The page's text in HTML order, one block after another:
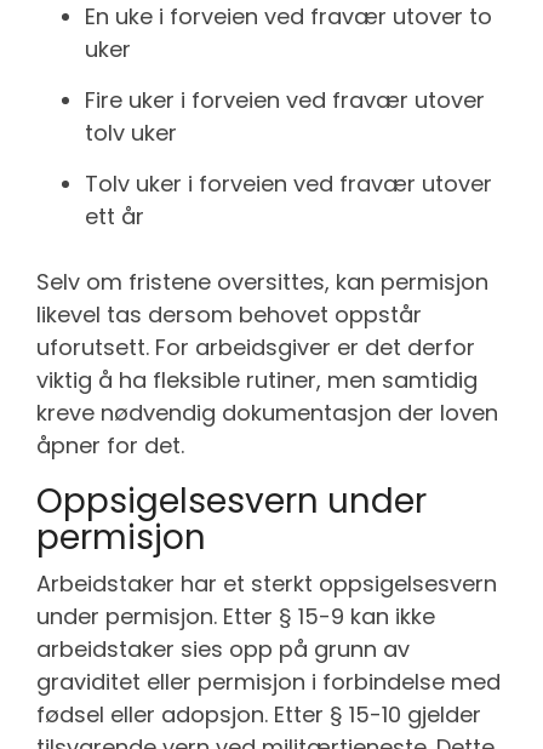
En uke i forveien ved fravær utover to
uker
Fire uker i forveien ved fravær utover
tolv uker
Tolv uker i forveien ved fravær utover
ett år
Selv om fristene oversittes, kan permisjon
likevel tas dersom behovet oppstår
uforutsett. For arbeidsgiver er det derfor
viktig å ha fleksible rutiner, men samtidig
kreve nødvendig dokumentasjon der loven
åpner for det.
Oppsigelsesvern under
permisjon
Arbeidstaker har et sterkt oppsigelsesvern
under permisjon. Etter § 15-9 kan ikke
arbeidstaker sies opp på grunn av
graviditet eller permisjon i forbindelse med
fødsel eller adopsjon. Etter § 15-10 gjelder